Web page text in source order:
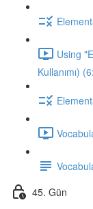
Using
Kullanımı)
45. Gün